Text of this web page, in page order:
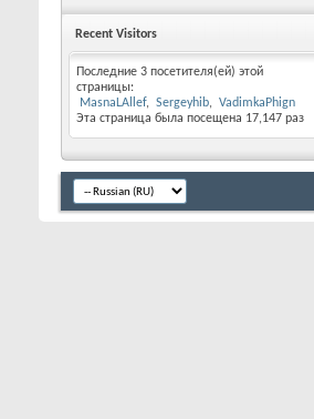
Recent Visitors
Последние 3 посетителя(ей) этой
страницы:
MasnaLAllef
Sergeyhib
VadimkaPhign
Эта страница была посещена 17,147 раз